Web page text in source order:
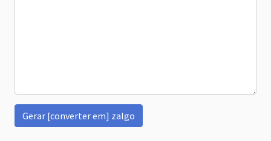
Gerar [converter em] zalgo